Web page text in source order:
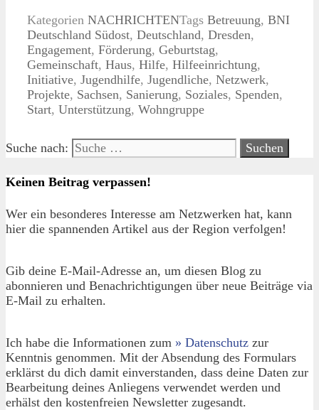
Kategorien NACHRICHTENTags Betreuung, BNI
Deutschland Südost, Deutschland, Dresden,
Engagement, Förderung, Geburtstag,
Gemeinschaft, Haus, Hilfe, Hilfeeinrichtung,
Initiative, Jugendhilfe, Jugendliche, Netzwerk,
Projekte, Sachsen, Sanierung, Soziales, Spenden,
Start, Unterstützung, Wohngruppe
Suche nach:
Keinen Beitrag verpassen!
Wer ein besonderes Interesse am Netzwerken hat, kann
hier die spannenden Artikel aus der Region verfolgen!
Gib deine E-Mail-Adresse an, um diesen Blog zu
abonnieren und Benachrichtigungen über neue Beiträge via
E-Mail zu erhalten.
Ich habe die Informationen zum » Datenschutz zur
Kenntnis genommen. Mit der Absendung des Formulars
erklärst du dich damit einverstanden, dass deine Daten zur
Bearbeitung deines Anliegens verwendet werden und
erhälst den kostenfreien Newsletter zugesandt.